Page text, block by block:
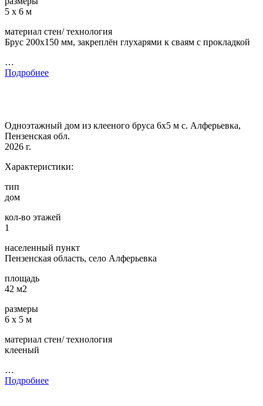
5 х 6 м
материал стен/ технология
Брус 200х150 мм, закреплён глухарями к сваям с прокладкой
…
Подробнее
Одноэтажный дом из клееного бруса 6х5 м с. Алферьевка,
Пензенская обл.
2026 г.
Характеристики:
тип
дом
кол-во этажей
1
населенный пункт
Пензенская область, село Алферьевка
площадь
42 м2
размеры
6 х 5 м
материал стен/ технология
клееный
…
Подробнее